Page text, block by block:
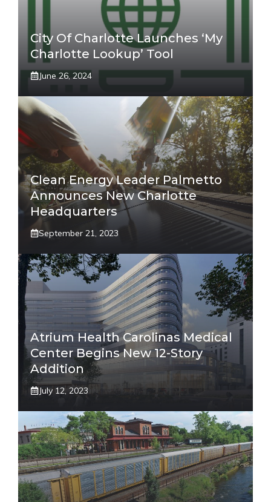
City Of Charlotte Launches ‘My
Charlotte Lookup’ Tool
June 26, 2024
Clean Energy Leader Palmetto
Announces New Charlotte
Headquarters
September 21, 2023
Atrium Health Carolinas Medical
Center Begins New 12-Story
Addition
July 12, 2023